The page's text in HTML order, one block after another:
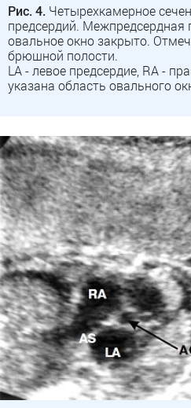
Рис. 4. Четырехкамерное
предсердий. Межпредсердная
овальное окно закрыто.
брюшной полости.
LA - левое предсердие, RA -
указана область овального